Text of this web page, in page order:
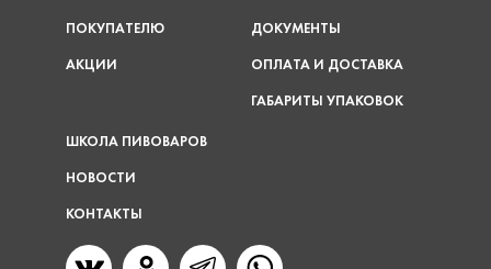
ПОКУПАТЕЛЮ
АКЦИИ
ДОКУМЕНТЫ
ОПЛАТА И ДОСТАВКА
ГАБАРИТЫ УПАКОВОК
ШКОЛА ПИВОВАРОВ
НОВОСТИ
КОНТАКТЫ